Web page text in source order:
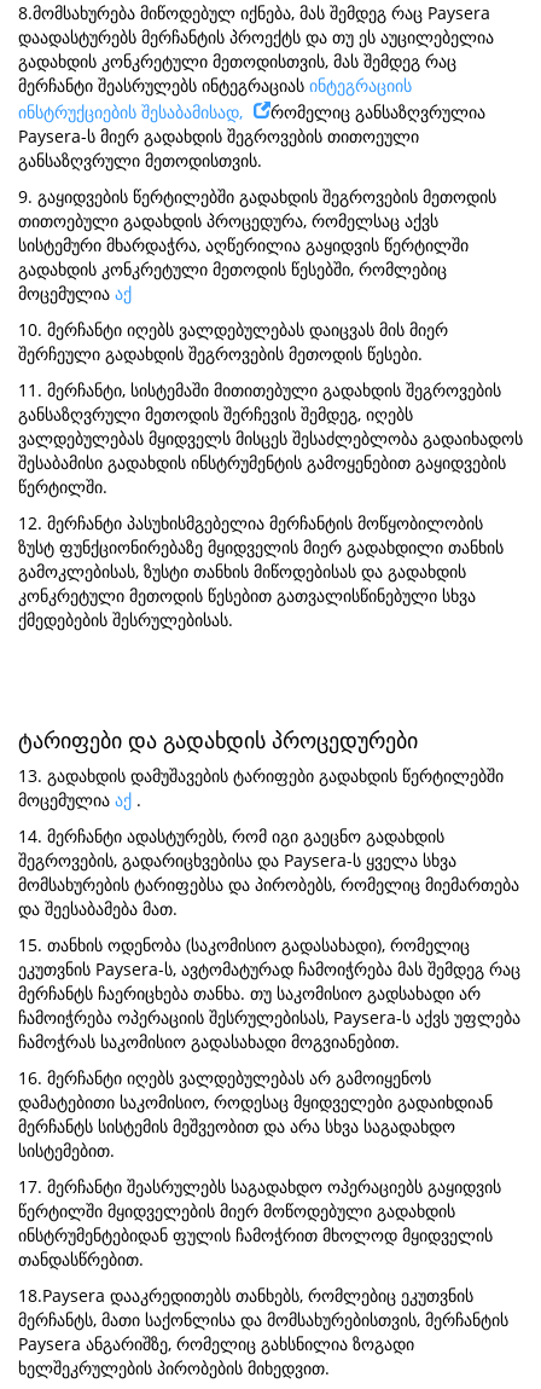
8.მომსახურება მიწოდებულ იქნება, მას შემდეგ რაც Paysera
დაადასტურებს მერჩანტის პროექტს და თუ ეს აუცილებელია
გადახდის კონკრეტული მეთოდისთვის, მას შემდეგ რაც
მერჩანტი შეასრულებს ინტეგრაციას ინტეგრაციის
ინსტრუქციების შესაბამისად,
რომელიც განსაზღვრულია
Paysera-ს მიერ გადახდის შეგროვების თითოეული
განსაზღვრული მეთოდისთვის.
9. გაყიდვების წერტილებში გადახდის შეგროვების მეთოდის
თითოებული გადახდის პროცედურა, რომელსაც აქვს
სისტემური მხარდაჭრა, აღწერილია გაყიდვის წერტილში
გადახდის კონკრეტული მეთოდის წესებში, რომლებიც
მოცემულია აქ
10. მერჩანტი იღებს ვალდებულებას დაიცვას მის მიერ
შერჩეული გადახდის შეგროვების მეთოდის წესები.
11. მერჩანტი, სისტემაში მითითებული გადახდის შეგროვების
განსაზღვრული მეთოდის შერჩევის შემდეგ, იღებს
ვალდებულებას მყიდველს მისცეს შესაძლებლობა გადაიხადოს
შესაბამისი გადახდის ინსტრუმენტის გამოყენებით გაყიდვების
წერტილში.
12. მერჩანტი პასუხისმგებელია მერჩანტის მოწყობილობის
ზუსტ ფუნქციონირებაზე მყიდველის მიერ გადახდილი თანხის
გამოკლებისას, ზუსტი თანხის მიწოდებისას და გადახდის
კონკრეტული მეთოდის წესებით გათვალისწინებული სხვა
ქმედებების შესრულებისას.
ტარიფები და გადახდის პროცედურები
13. გადახდის დამუშავების ტარიფები გადახდის წერტილებში
მოცემულია აქ .
14. მერჩანტი ადასტურებს, რომ იგი გაეცნო გადახდის
შეგროვების, გადარიცხვებისა და Paysera-ს ყველა სხვა
მომსახურების ტარიფებსა და პირობებს, რომელიც მიემართება
და შეესაბამება მათ.
15. თანხის ოდენობა (საკომისიო გადასახადი), რომელიც
ეკუთვნის Paysera-ს, ავტომატურად ჩამოიჭრება მას შემდეგ რაც
მერჩანტს ჩაერიცხება თანხა. თუ საკომისიო გადსახადი არ
ჩამოიჭრება ოპერაციის შესრულებისას, Paysera-ს აქვს უფლება
ჩამოჭრას საკომისიო გადასახადი მოგვიანებით.
16. მერჩანტი იღებს ვალდებულებას არ გამოიყენოს
დამატებითი საკომისიო, როდესაც მყიდველები გადაიხდიან
მერჩანტს სისტემის მეშვეობით და არა სხვა საგადახდო
სისტემებით.
17. მერჩანტი შეასრულებს საგადახდო ოპერაციებს გაყიდვის
წერტილში მყიდველების მიერ მოწოდებული გადახდის
ინსტრუმენტებიდან ფულის ჩამოჭრით მხოლოდ მყიდველის
თანდასწრებით.
18.Paysera დააკრედითებს თანხებს, რომლებიც ეკუთვნის
მერჩანტს, მათი საქონლისა და მომსახურებისთვის, მერჩანტის
Paysera ანგარიშზე, რომელიც გახსნილია ზოგადი
ხელშეკრულების პირობების მიხედვით.